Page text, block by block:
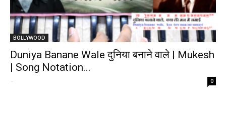
BOLLYWOOD
Duniya Banane Wale दुनिया बनाने वाले | Mukesh
| Song Notation...
- 0